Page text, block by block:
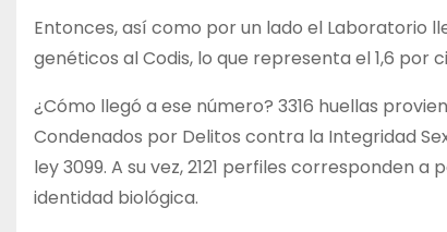
Entonces, así como por un lado el Laboratorio
genéticos al Codis, lo que representa el 1,6 por
¿Cómo llegó a ese número? 3316 huellas
Condenados por Delitos contra la Integridad
ley 3099. A su vez, 2121 perfiles corresponden
identidad biológica.